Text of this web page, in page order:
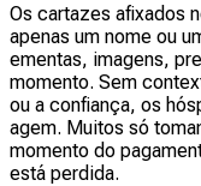
Os cartazes afixados
apenas um nome ou
ementas, imagens,
momento. Sem
ou a confiança, os
agem. Muitos só
momento do
está perdida.